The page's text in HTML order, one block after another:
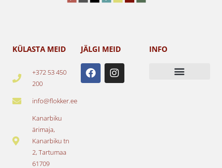
KÜLASTA MEID
+372 53 450
200
info@flokker.ee
Kanarbiku
ärimaja,
Kanarbiku tn
2, Tartumaa
61709
JÄLGI MEID
F
a
c
I
n
s
INFO